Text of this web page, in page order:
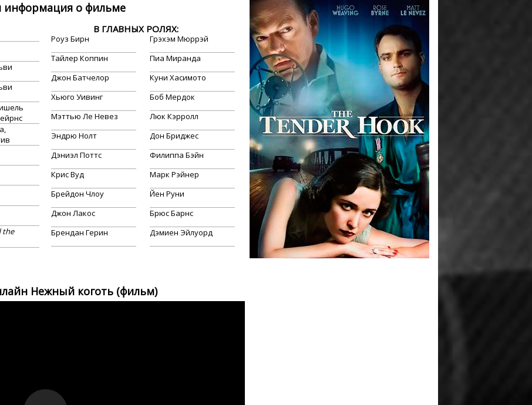
о фильме
the
В ГЛАВНЫХ РОЛЯХ:
Роуз Бирн
Тайлер Коппин
Джон Батчелор
Хьюго Уивинг
Мэттью Ле Невез
Эндрю Нолт
Дэниэл Поттс
Крис Вуд
Брейдон Члоу
Джон Лакос
Брендан Герин
Грэхэм Мюррэй
Пиа Миранда
Куни Хасимото
Боб Мердок
Люк Кэрролл
Дон Бриджес
Филиппа Бэйн
Марк Рэйнер
Йен Руни
Брюс Барнс
Дэмиен Эйлуорд
Нежный коготь (фильм)